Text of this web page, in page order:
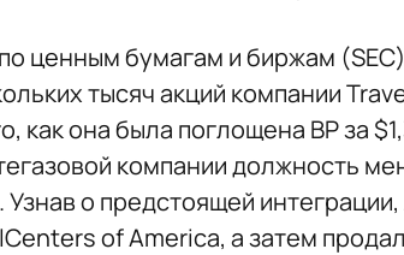
ценным бумагам и биржам
тысяч акций компании
как она была поглощена BP за
компании должность
о предстоящей
of America, а затем